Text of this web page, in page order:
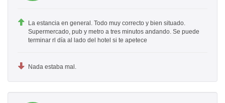
La estancia en general. Todo muy correcto y bien situado.
Supermercado, pub y metro a tres minutos andando. Se puede
terminar rl día al lado del hotel si te apetece
Nada estaba mal.